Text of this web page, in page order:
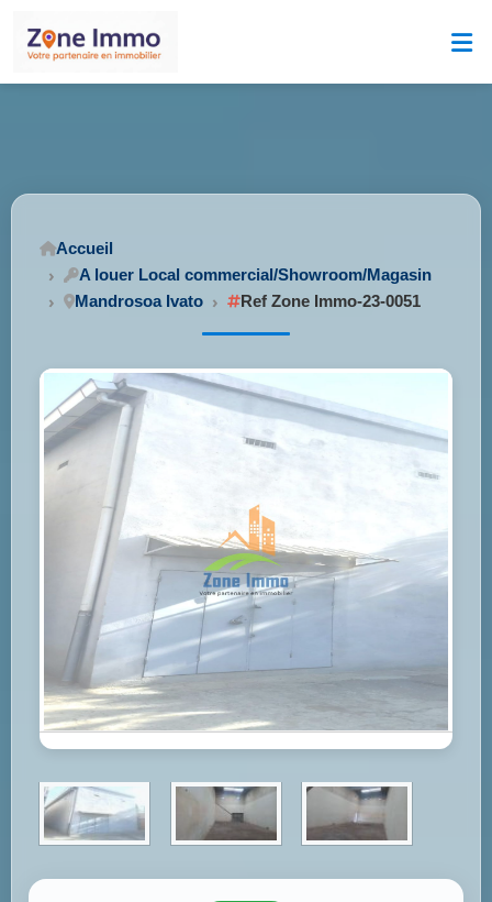
Accueil
A louer Local commercial/Showroom/Magasin
Mandrosoa Ivato
Ref Zone Immo-23-0051